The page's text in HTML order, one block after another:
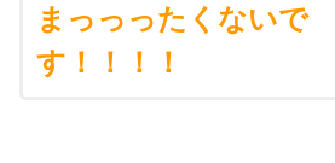
まっっったくないで
す！！！！